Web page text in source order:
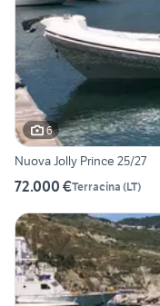
6
Nuova Jolly Prince 25/27
72.000 €Terracina (LT)